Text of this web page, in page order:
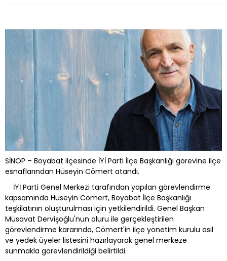
SİNOP – Boyabat ilçesinde İYİ Parti İlçe Başkanlığı görevine ilçe
esnaflarından Hüseyin Cömert atandı.
İYİ Parti Genel Merkezi tarafından yapılan görevlendirme
kapsamında Hüseyin Cömert, Boyabat İlçe Başkanlığı
teşkilatının oluşturulması için yetkilendirildi. Genel Başkan
Müsavat Dervişoğlu'nun oluru ile gerçekleştirilen
görevlendirme kararında, Cömert'in ilçe yönetim kurulu asil
ve yedek üyeler listesini hazırlayarak genel merkeze
sunmakla görevlendirildiği belirtildi.